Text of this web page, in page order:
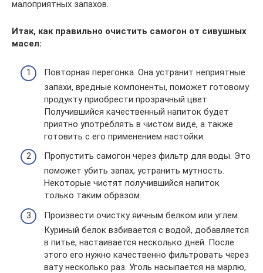
малоприятных запахов.
Итак, как правильно очистить самогон от сивушных
масел:
Повторная перегонка. Она устранит неприятные
запахи, вредные компоненты, поможет готовому
продукту приобрести прозрачный цвет.
Получившийся качественный напиток будет
приятно употреблять в чистом виде, а также
готовить с его применением настойки.
Пропустить самогон через фильтр для воды. Это
поможет убить запах, устранить мутность.
Некоторые чистят получившийся напиток
только таким образом.
Произвести очистку яичным белком или углем.
Куриный белок взбивается с водой, добавляется
в питье, настаивается несколько дней. После
этого его нужно качественно фильтровать через
вату несколько раз. Уголь насыпается на марлю,